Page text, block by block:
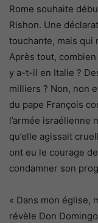
Rome souhaite
Rishon. Une
touchante, mais qui
Après tout,
y a-t-il en Italie ?
milliers ? Non, non
du pape François
l’armée israélienne
qu’elle agissait
ont eu le courage
condamner son
« Dans mon église,
révèle Don